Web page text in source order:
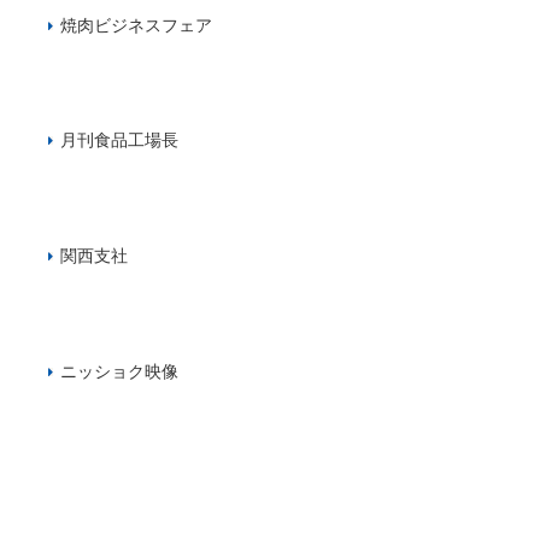
焼肉ビジネスフェア
月刊食品工場長
関西支社
ニッショク映像